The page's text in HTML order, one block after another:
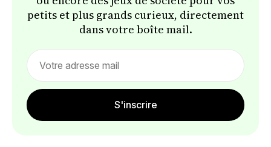
petits et plus grands curieux, directement
dans votre boîte mail.
S'inscrire